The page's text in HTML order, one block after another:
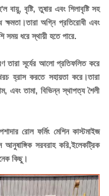
বায়ু, বৃষ্টি, তুষার এবং শিলাবৃষ্টি সহ
অগ্নি প্রতিরোধী এবং
সময় ধরে স্থায়ী হতে পারে.
তারা সূর্যের আলো প্রতিফলিত করে
হ্রাস করতে সহায়তা করে।তারা
এবং তামা, বিভিন্ন স্থাপত্য শৈলী
রোল ফর্মিং মেশিন কাস্টমাইজ
সরবরাহ করি,ইলেকট্রিক
কিছু।